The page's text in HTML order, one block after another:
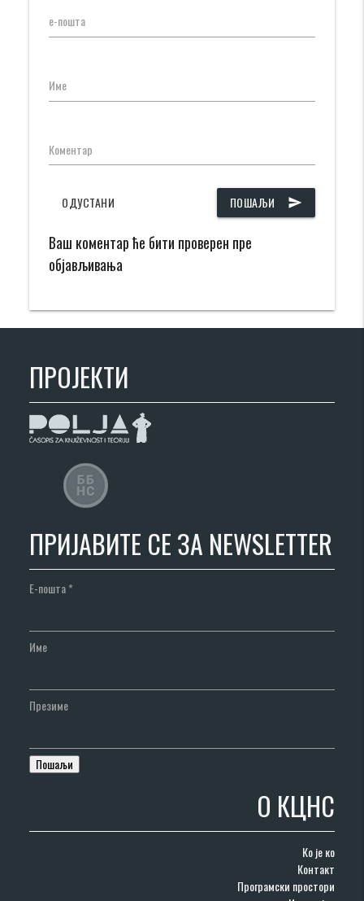
е-пошта
Име
Коментар
ПОШАЉИ send
ОДУСТАНИ
Ваш коментар ће бити проверен пре
објављивања
ПРОЈЕКТИ
ПРИЈАВИТЕ СЕ ЗА NEWSLETTER
Е-пошта*
Име
Презиме
О КЦНС
Ко је ко
Контакт
Програмски простори